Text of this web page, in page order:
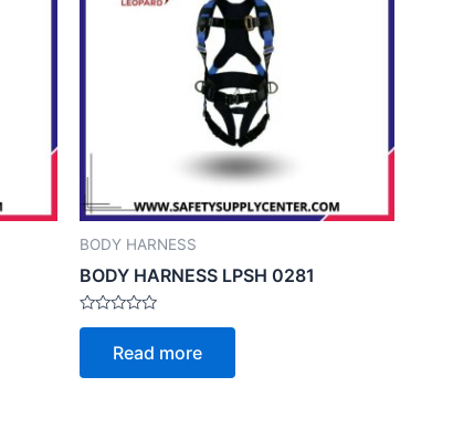
BODY HARNESS
BODY HARNESS LPSH 0281
Rated
5
Read more